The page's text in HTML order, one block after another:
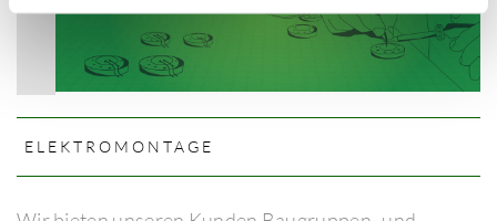
ELEKTROMONTAGE